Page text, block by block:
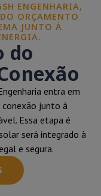
ENGENHARIA,
ORÇAMENTO
JUNTO À
do
entra em
junto à
Essa etapa é
será integrado à
e segura.